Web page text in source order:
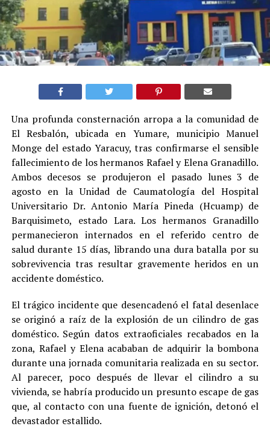
Una profunda consternación arropa a la comunidad de
El Resbalón, ubicada en Yumare, municipio Manuel
Monge del estado Yaracuy, tras confirmarse el sensible
fallecimiento de los hermanos Rafael y Elena Granadillo.
Ambos decesos se produjeron el pasado lunes 3 de
agosto en la Unidad de Caumatología del Hospital
Universitario Dr. Antonio María Pineda (Hcuamp) de
Barquisimeto, estado Lara. Los hermanos Granadillo
permanecieron internados en el referido centro de
salud durante 15 días, librando una dura batalla por su
sobrevivencia tras resultar gravemente heridos en un
accidente doméstico.
El trágico incidente que desencadenó el fatal desenlace
se originó a raíz de la explosión de un cilindro de gas
doméstico. Según datos extraoficiales recabados en la
zona, Rafael y Elena acababan de adquirir la bombona
durante una jornada comunitaria realizada en su sector.
Al parecer, poco después de llevar el cilindro a su
vivienda, se habría producido un presunto escape de gas
que, al contacto con una fuente de ignición, detonó el
devastador estallido.